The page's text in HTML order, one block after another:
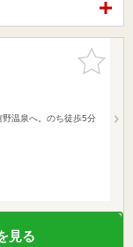
お気に入
りに追加
温泉へ。のち徒歩5分
見る